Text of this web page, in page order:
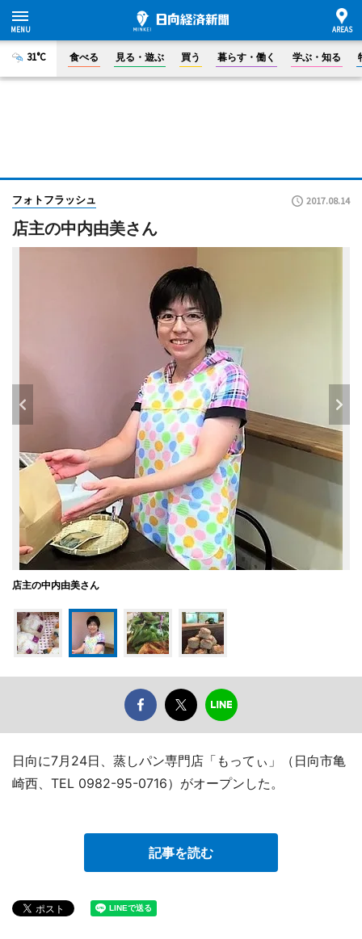
31°C 食べる 見る・遊ぶ 買う 暮らす・働く 学ぶ・知る
フォトフラッシュ 2017.08.14
店主の中内由美さん
店主の中内由美さん
日向に7月24日、蒸しパン専門店「もってぃ」（日向市亀
崎西、TEL 0982-95-0716）がオープンした。
記事を読む